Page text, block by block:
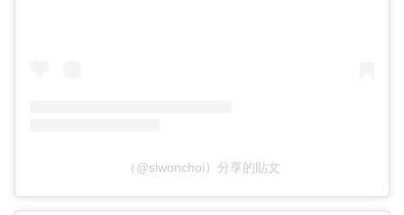
（@siwonchoi）分享的貼文